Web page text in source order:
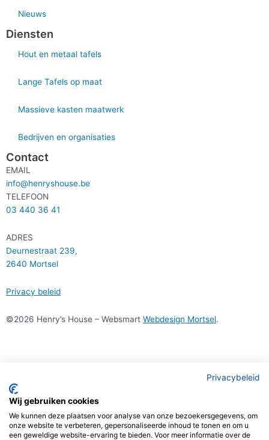
Nieuws
Diensten
Hout en metaal tafels
Lange Tafels op maat
Massieve kasten maatwerk
Bedrijven en organisaties
Contact
EMAIL
info@henryshouse.be
TELEFOON
03 440 36 41
ADRES
Deurnestraat 239,
2640 Mortsel
Privacy beleid
©2026 Henry’s House – Websmart Webdesign Mortsel.
Privacybeleid
Wij gebruiken cookies
We kunnen deze plaatsen voor analyse van onze bezoekersgegevens, om
onze website te verbeteren, gepersonaliseerde inhoud te tonen en om u
een geweldige website-ervaring te bieden. Voor meer informatie over de